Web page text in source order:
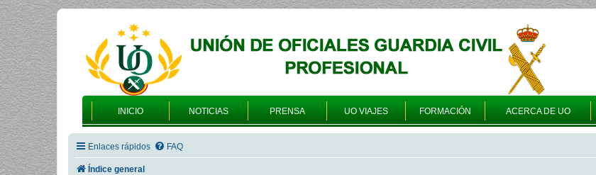
INICIO NOTICIAS PRENSA UO VIAJES FORMACIÓN ACERCA DE UO
Enlaces rápidos FAQ
Índice general